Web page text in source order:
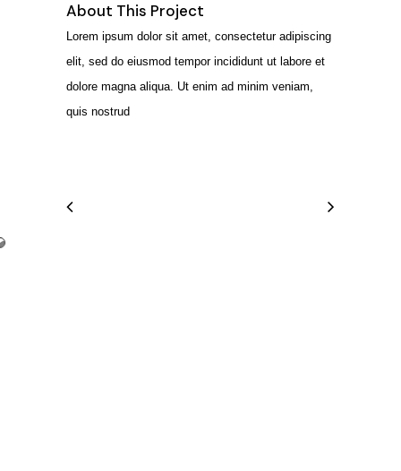
About This Project
Lorem ipsum dolor sit amet, consectetur adipiscing
elit, sed do eiusmod tempor incididunt ut labore et
dolore magna aliqua. Ut enim ad minim veniam,
quis nostrud